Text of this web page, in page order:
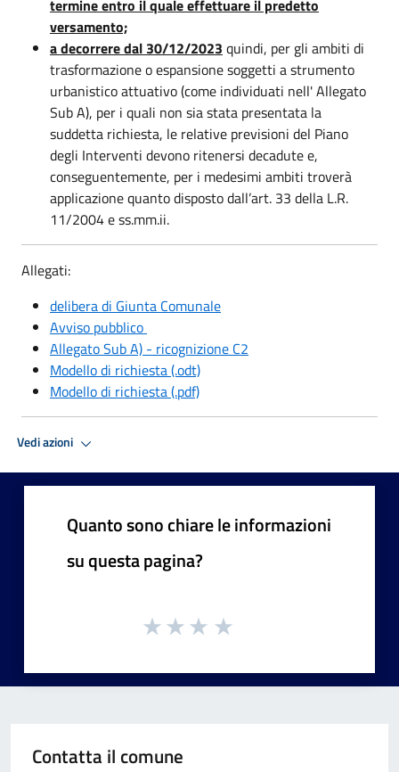
termine entro il quale effettuare il predetto
versamento;
a decorrere dal 30/12/2023 quindi, per gli ambiti di
trasformazione o espansione soggetti a strumento
urbanistico attuativo (come individuati nell' Allegato
Sub A), per i quali non sia stata presentata la
suddetta richiesta, le relative previsioni del Piano
degli Interventi devono ritenersi decadute e,
conseguentemente, per i medesimi ambiti troverà
applicazione quanto disposto dall’art. 33 della L.R.
11/2004 e ss.mm.ii.
Allegati:
delibera di Giunta Comunale
Avviso pubblico
Allegato Sub A) - ricognizione C2
Modello di richiesta (.odt)
Modello di richiesta (.pdf)
Vedi azioni
Quanto sono chiare le informazioni
su questa pagina?
Contatta il comune